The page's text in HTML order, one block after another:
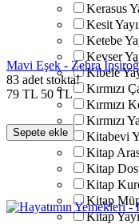
Kerasus
Kesit
Ketebe
Kevser
Kibele
Kırmızı
Kırmızı
Kırmızı
Kitabevi
Kitap
Kitap
Kitap
Kitap
Kitap
Mavi Eşek - Zehra
83 adet stokta!
79 TL 50 TL
Sepete ekle